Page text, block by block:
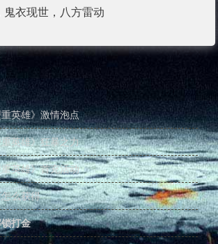
鬼衣现世，八方雷动
英雄》激情泡点
英雄》狂暴之力
英雄》首充活动
么获得
打金